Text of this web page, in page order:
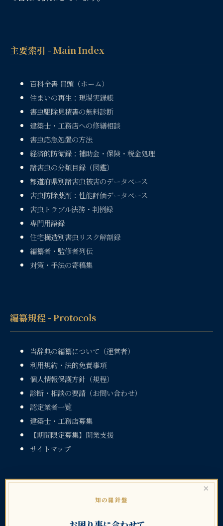
主要索引 - Main Index
百科全書 冒頭（ホーム）
住まいの再生：現場実録帳
害虫駆除見積書の無料診断
建築士・工務店への修繕相談
害虫応急処置の方法
経済的防衛録：補助金・保険・税金処理
諸害虫の分類目録（図鑑）
都道府県別諸害虫被害のデータベース
害虫防除薬剤：性能評価データベース
害虫トラブル法務・判例録
専門用語録
住宅構造別害虫リスク解剖録
編纂者・監修者列伝
対策・手法の寄稿集
編纂規程 - Protocols
当辞典の編纂について（運営者）
利用規約・法的免責事項
個人情報保護方針（規程）
診断・相談の要請（お問い合わせ）
認定業者一覧
建築士・工務店募集
【期間限定募集】開業支援
サイトマップ
×
知の羅針盤